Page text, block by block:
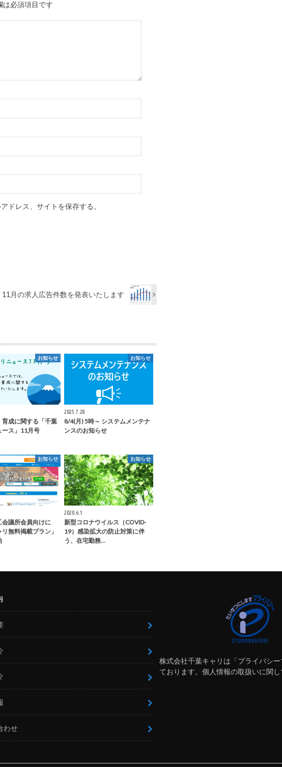
は必須項目です
ドレス、サイトを保存する。
11月の求人広告件数を発表いたします
お知らせ
育成に関する「千葉
ース」11月号
お知らせ
2025.7.28
8/4(月) 5時～ システムメンテナ
ンスのお知らせ
お知らせ
会議所会員向けに
リ無料掲載プラン」
お知らせ
2020.6.1
新型コロナウイルス（COVID-
19）感染拡大の防止対策に伴
う、在宅勤務…
わせ
株式会社千葉キャリは「プライバシ
ております。個人情報の取扱いに関し